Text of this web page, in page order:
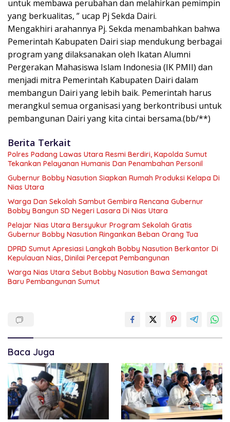
untuk membawa perubahan dan melahirkan pemimpin
yang berkualitas, ” ucap Pj Sekda Dairi.
Mengakhiri arahannya Pj. Sekda menambahkan bahwa
Pemerintah Kabupaten Dairi siap mendukung berbagai
program yang dilaksanakan oleh Ikatan Alumni
Pergerakan Mahasiswa Islam Indonesia (IK PMII) dan
menjadi mitra Pemerintah Kabupaten Dairi dalam
membangun Dairi yang lebih baik. Pemerintah harus
merangkul semua organisasi yang berkontribusi untuk
pembangunan Dairi yang kita cintai bersama.(bb/**)
Berita Terkait
Polres Padang Lawas Utara Resmi Berdiri, Kapolda Sumut
Tekankan Pelayanan Humanis Dan Penambahan Personil
Gubernur Bobby Nasution Siapkan Rumah Produksi Kelapa Di
Nias Utara
Warga Dan Sekolah Sambut Gembira Rencana Gubernur
Bobby Bangun SD Negeri Lasara Di Nias Utara
Pelajar Nias Utara Bersyukur Program Sekolah Gratis
Gubernur Bobby Nasution Ringankan Beban Orang Tua
DPRD Sumut Apresiasi Langkah Bobby Nasution Berkantor Di
Kepulauan Nias, Dinilai Percepat Pembangunan
Warga Nias Utara Sebut Bobby Nasution Bawa Semangat
Baru Pembangunan Sumut
Baca Juga